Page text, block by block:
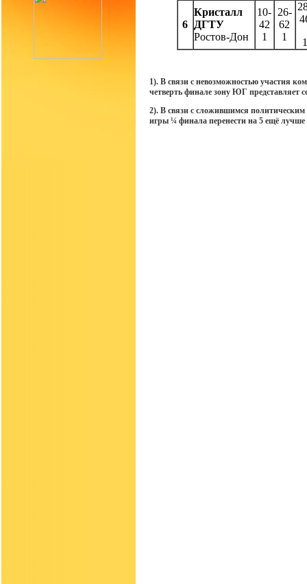
6
Кристалл
ДГТУ
Ростов-Дон
10-
42
1
26-
62
1
1
1). В связи с невозможностью участия
четверть финале зону ЮГ
2). В связи с сложившимся
игры ¼ финала перенести на 5 ещё лучше